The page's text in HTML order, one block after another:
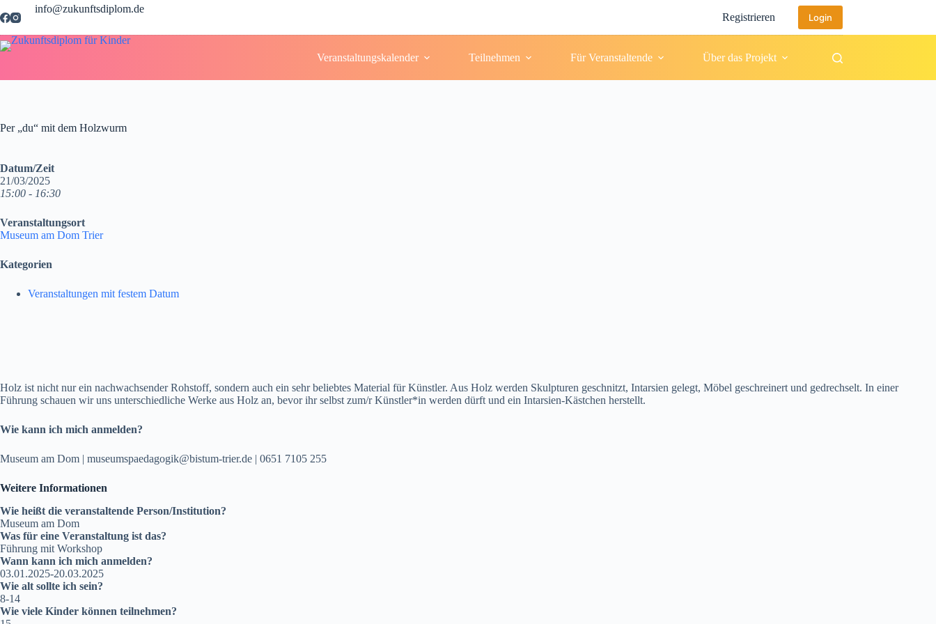
Inhalt
info@zukunftsdiplom.de
Registrieren Login
Veranstaltungskalender Teilnehmen Für Veranstaltende Über das Projekt
Per „du“ mit dem Holzwurm
Datum/Zeit
21/03/2025
15:00 - 16:30
Veranstaltungsort
Museum am Dom Trier
Kategorien
Veranstaltungen mit festem Datum
Holz ist nicht nur ein nachwachsender Rohstoff, sondern auch ein sehr beliebtes Material für Künstler. Aus Holz werden Skulpturen geschnitzt, Intarsien gelegt, Möbel geschreinert und gedrechselt. In einer
Führung schauen wir uns unterschiedliche Werke aus Holz an, bevor ihr selbst zum/r Künstler*in werden dürft und ein Intarsien-Kästchen herstellt.
Wie kann ich mich anmelden?
Museum am Dom | museumspaedagogik@bistum-trier.de | 0651 7105 255
Weitere Informationen
Wie heißt die veranstaltende Person/Institution?
Museum am Dom
Was für eine Veranstaltung ist das?
Führung mit Workshop
Wann kann ich mich anmelden?
03.01.2025-20.03.2025
Wie alt sollte ich sein?
8-14
Wie viele Kinder können teilnehmen?